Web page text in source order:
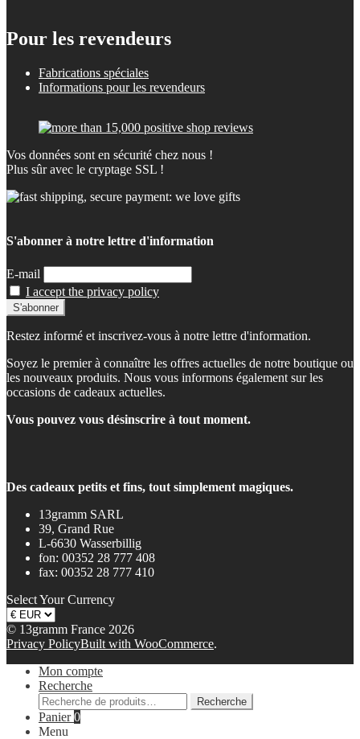
Pour les revendeurs
Fabrications spéciales
Informations pour les revendeurs
Vos données sont en sécurité chez nous !
Plus sûr avec le cryptage SSL !
S'abonner à notre lettre d'information
E-mail
I accept the privacy policy
Restez informé et inscrivez-vous à notre lettre d'information.
Soyez le premier à connaître les offres actuelles de notre boutique ou
les nouveaux produits. Nous vous informons également sur les
occasions de cadeaux actuelles.
Vous pouvez vous désinscrire à tout moment.
Des cadeaux petits et fins, tout simplement magiques.
13gramm SARL
39, Grand Rue
L-6630 Wasserbillig
fon: 00352 28 777 408
fax: 00352 28 777 410
Select Your Currency
© 13gramm France 2026
Privacy PolicyBuilt with WooCommerce.
Mon compte
Recherche
Recherche
pour :
Recherche
Panier0
Menu